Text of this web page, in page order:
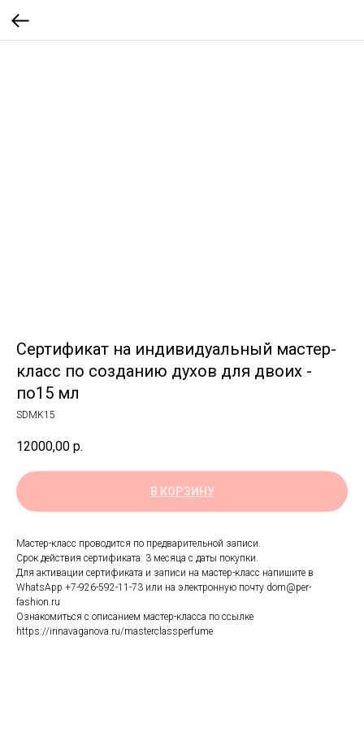
Сертификат на индивидуальный мастер-
класс по созданию духов для двоих -
по15 мл
SDMK15
12000,00 р.
В КОРЗИНУ
Мастер-класс проводится по предварительной записи.
Срок действия сертификата: 3 месяца с даты покупки.
Для активации сертификата и записи на мастер-класс напишите в
WhatsApp +7-926-592-11-73 или на электронную почту dom@per-
fashion.ru
Ознакомиться с описанием мастер-класса по ссылке
https://irinavaganova.ru/masterclassperfume